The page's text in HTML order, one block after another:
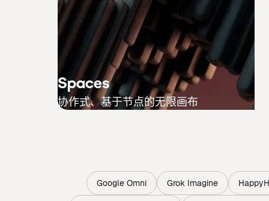
Spaces
协作式、基于节点的无限画布
Google Omni Grok Imagine